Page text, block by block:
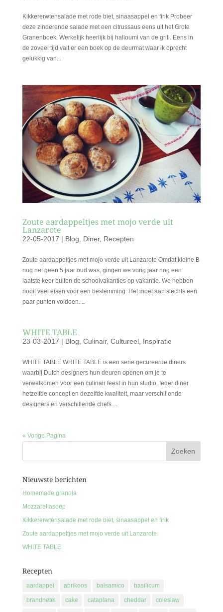
Kikkererwtensalade met rode biet, sinaasappel en firik Probeer
deze zinderende salade met een citrussaus eens uit het Grote
Granenboek. Werkelijk heerlijk bij halloumi van de grill. Eens in
de zoveel tijd valt er een boek op de deurmat waar ik oprecht
gelukkig van...
Zoute aardappeltjes met mojo verde uit
Lanzarote
22-05-2017 | Blog, Diner, Recepten
Zoute aardappeltjes met mojo verde uit Lanzarote Omdat kleine B
nog net geen 5 jaar oud was, gingen we vorig jaar nog een
laatste keer buiten de schoolvakanties op vakantie. We hebben
nooit veel eisen voor een bestemming. Het moet aan slechts een
paar punten voldoen....
WHITE TABLE
23-03-2017 | Blog, Culinair, Cultureel, Inspiratie
WHITE TABLE WHITE TABLE is een serie gecureerde diners
waarbij Dutch designers hun deuren openen om je te
verwelkomen voor een culinair feest in hun studio. Ieder diner
hetzelfde concept en dezelfde kwaliteit, maar verschillende
designers en verschillende chefs....
« Vorige Pagina
Nieuwste berichten
Homemade granola
Mozzarellasoep
Kikkererwtensalade met rode biet, sinaasappel en firik
Zoute aardappeltjes met mojo verde uit Lanzarote
WHITE TABLE
Recepten
aardappel abrikoos balsamico basilicum
brandnetel cake cataplana cheddar coleslaw